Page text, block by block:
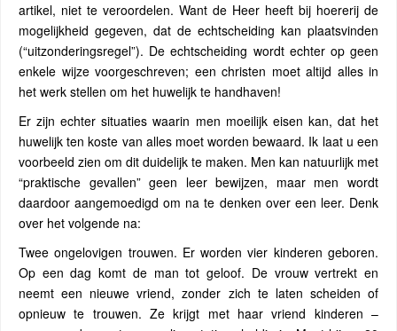
artikel, niet te veroordelen. Want de Heer heeft bij hoererij de
mogelijkheid gegeven, dat de echtscheiding kan plaatsvinden
(“uitzonderingsregel”). De echtscheiding wordt echter op geen
enkele wijze voorgeschreven; een christen moet altijd alles in
het werk stellen om het huwelijk te handhaven!
Er zijn echter situaties waarin men moeilijk eisen kan, dat het
huwelijk ten koste van alles moet worden bewaard. Ik laat u een
voorbeeld zien om dit duidelijk te maken. Men kan natuurlijk met
“praktische gevallen” geen leer bewijzen, maar men wordt
daardoor aangemoedigd om na te denken over een leer. Denk
over het volgende na:
Twee ongelovigen trouwen. Er worden vier kinderen geboren.
Op een dag komt de man tot geloof. De vrouw vertrekt en
neemt een nieuwe vriend, zonder zich te laten scheiden of
opnieuw te trouwen. Ze krijgt met haar vriend kinderen –